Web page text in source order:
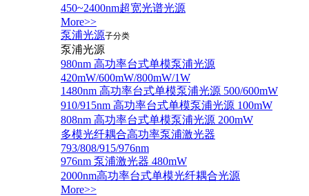
450~2400nm超宽光谱光源
More>>
泵浦光源子分类
泵浦光源
980nm 高功率台式单模泵浦光源
420mW/600mW/800mW/1W
1480nm 高功率台式单模泵浦光源 500/600mW
910/915nm 高功率台式单模泵浦光源 100mW
808nm 高功率台式单模泵浦光源 200mW
多模光纤耦合高功率泵浦激光器
793/808/915/976nm
976nm 泵浦激光器 480mW
2000nm高功率台式单模光纤耦合光源
More>>